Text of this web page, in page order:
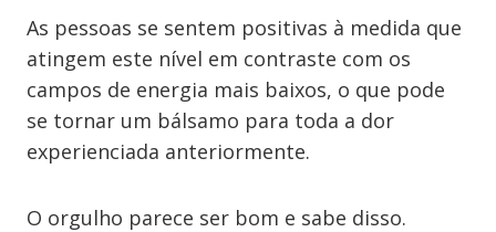
As pessoas se sentem positivas à medida que
atingem este nível em contraste com os
campos de energia mais baixos, o que pode
se tornar um bálsamo para toda a dor
experienciada anteriormente.
O orgulho parece ser bom e sabe disso.